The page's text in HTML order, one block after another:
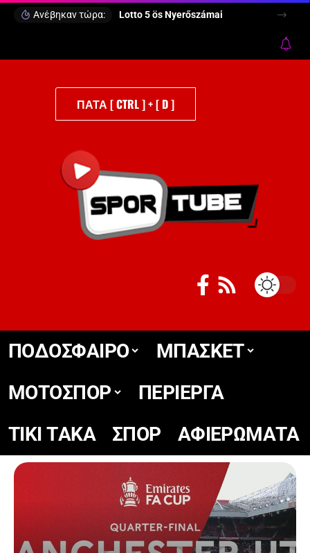
Ανέβηκαν τώρα: Lotto 5 ös Nyerőszámai
ΠΑΤΑ [ CTRL ] + [ D ]
ΠΟΔΟΣΦΑΙΡΟ
ΜΠΑΣΚΕΤ
ΜΟΤΟΣΠΟΡ
ΠΕΡΙΕΡΓΑ
TIKΙ TΑΚΑ
ΣΠΟΡ ΑΦΙΕΡΩΜΑΤΑ